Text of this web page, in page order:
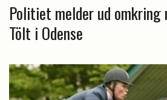
Politiet melder ud omkring
Tölt i Odense